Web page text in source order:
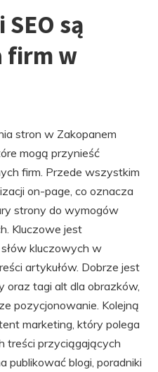
są
firm w
stron w Zakopanem
mogą przynieść
firm. Przede wszystkim
on-page, co oznacza
strony do wymogów
Kluczowe jest
kluczowych w
artykułów. Dobrze jest
oraz tagi alt dla obrazków,
pozycjonowanie. Kolejną
marketing, który polega
treści przyciągających
publikować blogi, poradniki